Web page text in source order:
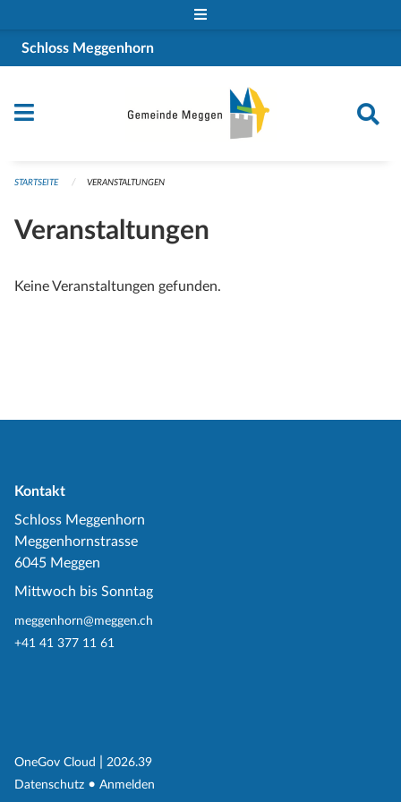
Schloss Meggenhorn
STARTSEITE VERANSTALTUNGEN
Veranstaltungen
Keine Veranstaltungen gefunden.
Kontakt
Schloss Meggenhorn
Meggenhornstrasse
6045 Meggen
Mittwoch bis Sonntag
meggenhorn@meggen.ch
+41 41 377 11 61
OneGov Cloud (External Link)
2026.39
Datenschutz (External Link)
Anmelden